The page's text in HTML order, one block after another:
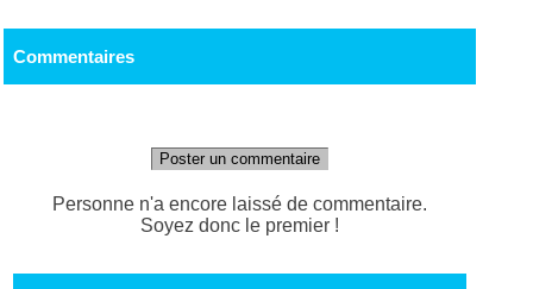
Commentaires
Poster un commentaire
Personne n'a encore laissé de commentaire.
Soyez donc le premier !